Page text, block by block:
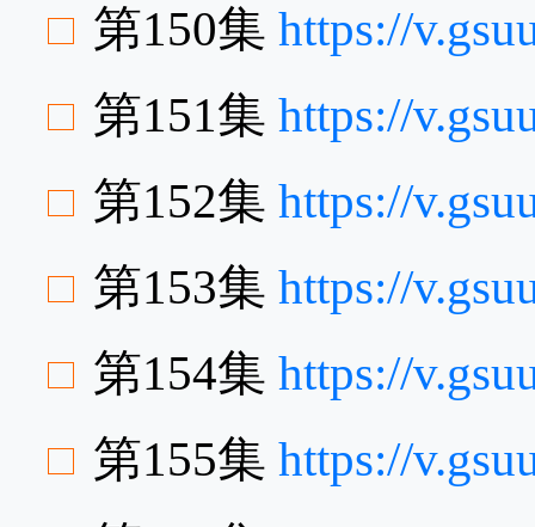
第150集 https://
第151集 https://
第152集 https://
第153集 https://
第154集 https://
第155集 https://